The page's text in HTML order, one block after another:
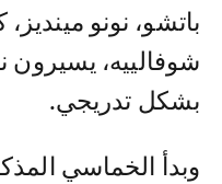
باتشو، نونو
شوفالييه، يسيرون
بشكل تدريجي.
وبدأ الخماسي